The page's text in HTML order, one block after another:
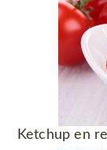
Ketchup en